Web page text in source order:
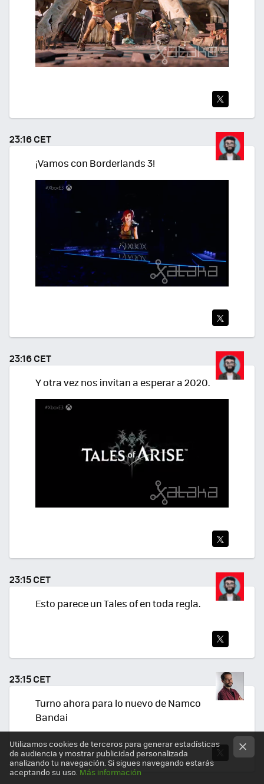
TEA
R
23:16 CET
¡Vamos con Borderlands 3!
TEA
R
23:16 CET
Y otra vez nos invitan a esperar a 2020.
TEA
R
23:15 CET
Esto parece un Tales of en toda regla.
TEA
R
23:15 CET
Turno ahora para lo nuevo de Namco
Bandai
TWI
Utilizamos cookies de terceros para generar estadísticas
de audiencia y mostrar publicidad personalizada
analizando tu navegación. Si sigues navegando estarás
aceptando su uso. Más información